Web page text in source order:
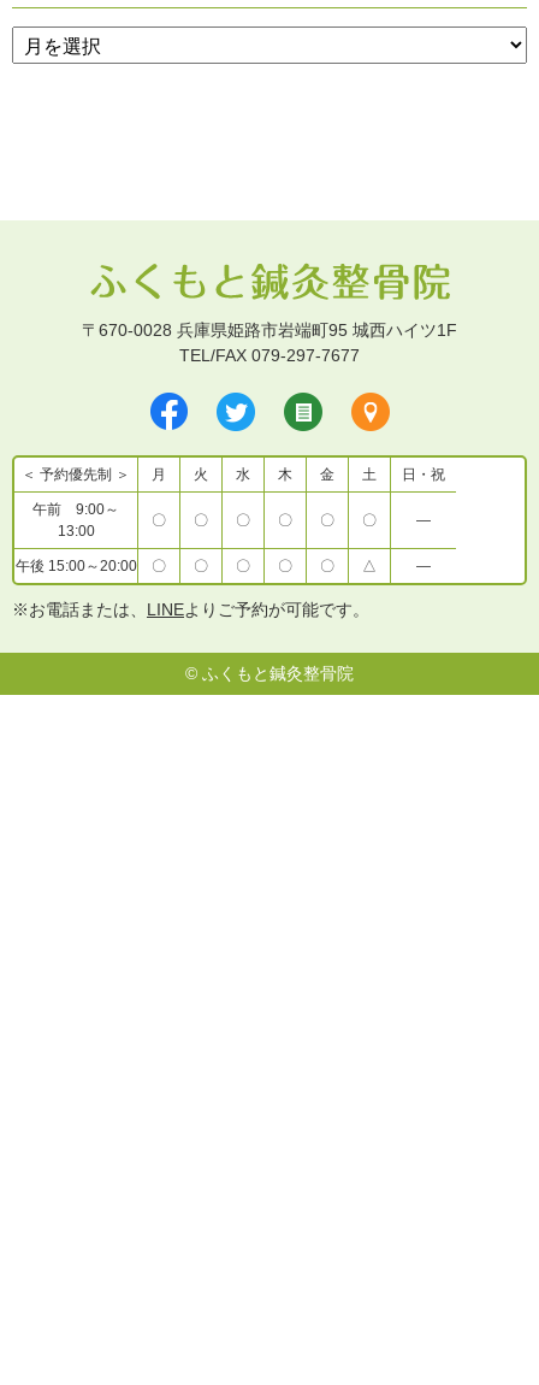
〒670-0028 兵庫県姫路市岩端町95 城西ハイツ1F
TEL/FAX 079-297-7677
＜ 予約優先制 ＞ 月 火 水 木 金 土 日・祝
午前 9:00～
13:00
〇 〇 〇 〇 〇 〇 ―
午後 15:00～20:00 〇 〇 〇 〇 〇 △ ―
※お電話または、 LINEよりご予約が可能です。
© ふくもと鍼灸整骨院